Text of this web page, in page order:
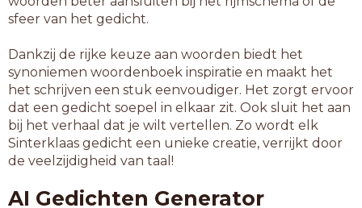
sfeer van het gedicht.
Dankzij de rijke keuze aan woorden biedt het
synoniemen woordenboek inspiratie en maakt het
het schrijven een stuk eenvoudiger. Het zorgt ervoor
dat een gedicht soepel in elkaar zit. Ook sluit het aan
bij het verhaal dat je wilt vertellen. Zo wordt elk
Sinterklaas gedicht een unieke creatie, verrijkt door
de veelzijdigheid van taal!
AI Gedichten Generator